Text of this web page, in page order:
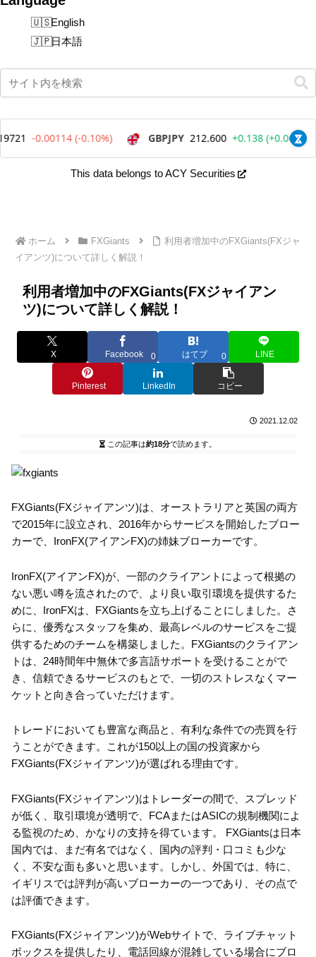
English
日本語
This data belongs to ACY Securities
ホーム FXGiants
利用者増加中のFXGiants(FXジャ
イアンツ)について詳しく解説！
利用者増加中のFXGiants(FXジャイアン
ツ)について詳しく解説！
X Facebook 0 はてブ 0 LINE
Pinterest LinkedIn コピー
2021.12.02
この記事は約18分で読めます。
FXGiants(FXジャイアンツ)は、オーストラリアと英国の両方
で2015年に設立され、2016年からサービスを開始したブロー
カーで、IronFX(アイアンFX)の姉妹ブローカーです。
IronFX(アイアンFX)が、一部のクライアントによって根拠の
ない悪い噂を流されたので、より良い取引環境を提供するた
めに、IronFXは、FXGiantsを立ち上げることにしました。さ
らに、優秀なスタッフを集め、最高レベルのサービスをご提
供するためのチームを構築しました。FXGiantsのクライアン
トは、24時間年中無休で多言語サポートを受けることがで
き、信頼できるサービスのもとで、一切のストレスなくマー
ケットと向き合っていただけます。
トレードにおいても豊富な商品と、有利な条件での売買を行
うことができます。これが150以上の国の投資家から
FXGiants(FXジャイアンツ)が選ばれる理由です。
FXGiants(FXジャイアンツ)はトレーダーの間で、スプレッド
が低く、取引環境が透明で、FCAまたはASICの規制機関によ
る監視のため、かなりの支持を得ています。 FXGiantsは日本
国内では、まだ有名ではなく、国内の評判・口コミも少な
く、不安な面も多いと思います。しかし、外国では、特に、
イギリスでは評判が高いブローカーの一つであり、その点で
は評価できます。
FXGiants(FXジャイアンツ)がWebサイトで、ライブチャット
ボックスを提供したり、電話回線が混雑している場合にブロ